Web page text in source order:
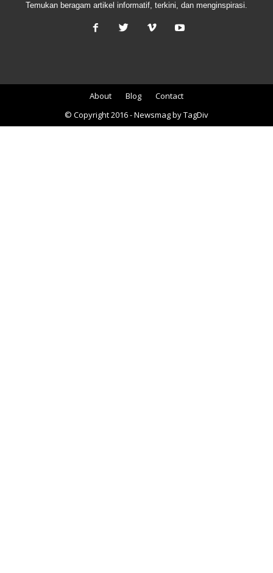
Temukan beragam artikel informatif, terkini, dan menginspirasi.
About Blog
Contact
© Copyright 2016 - Newsmag by TagDiv